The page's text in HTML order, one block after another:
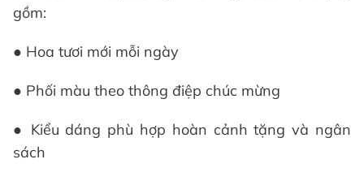
gồm:
● Hoa tươi mới mỗi ngày
● Phối màu theo thông điệp chúc mừng
● Kiểu dáng phù hợp hoàn cảnh tặng và ngân
sách